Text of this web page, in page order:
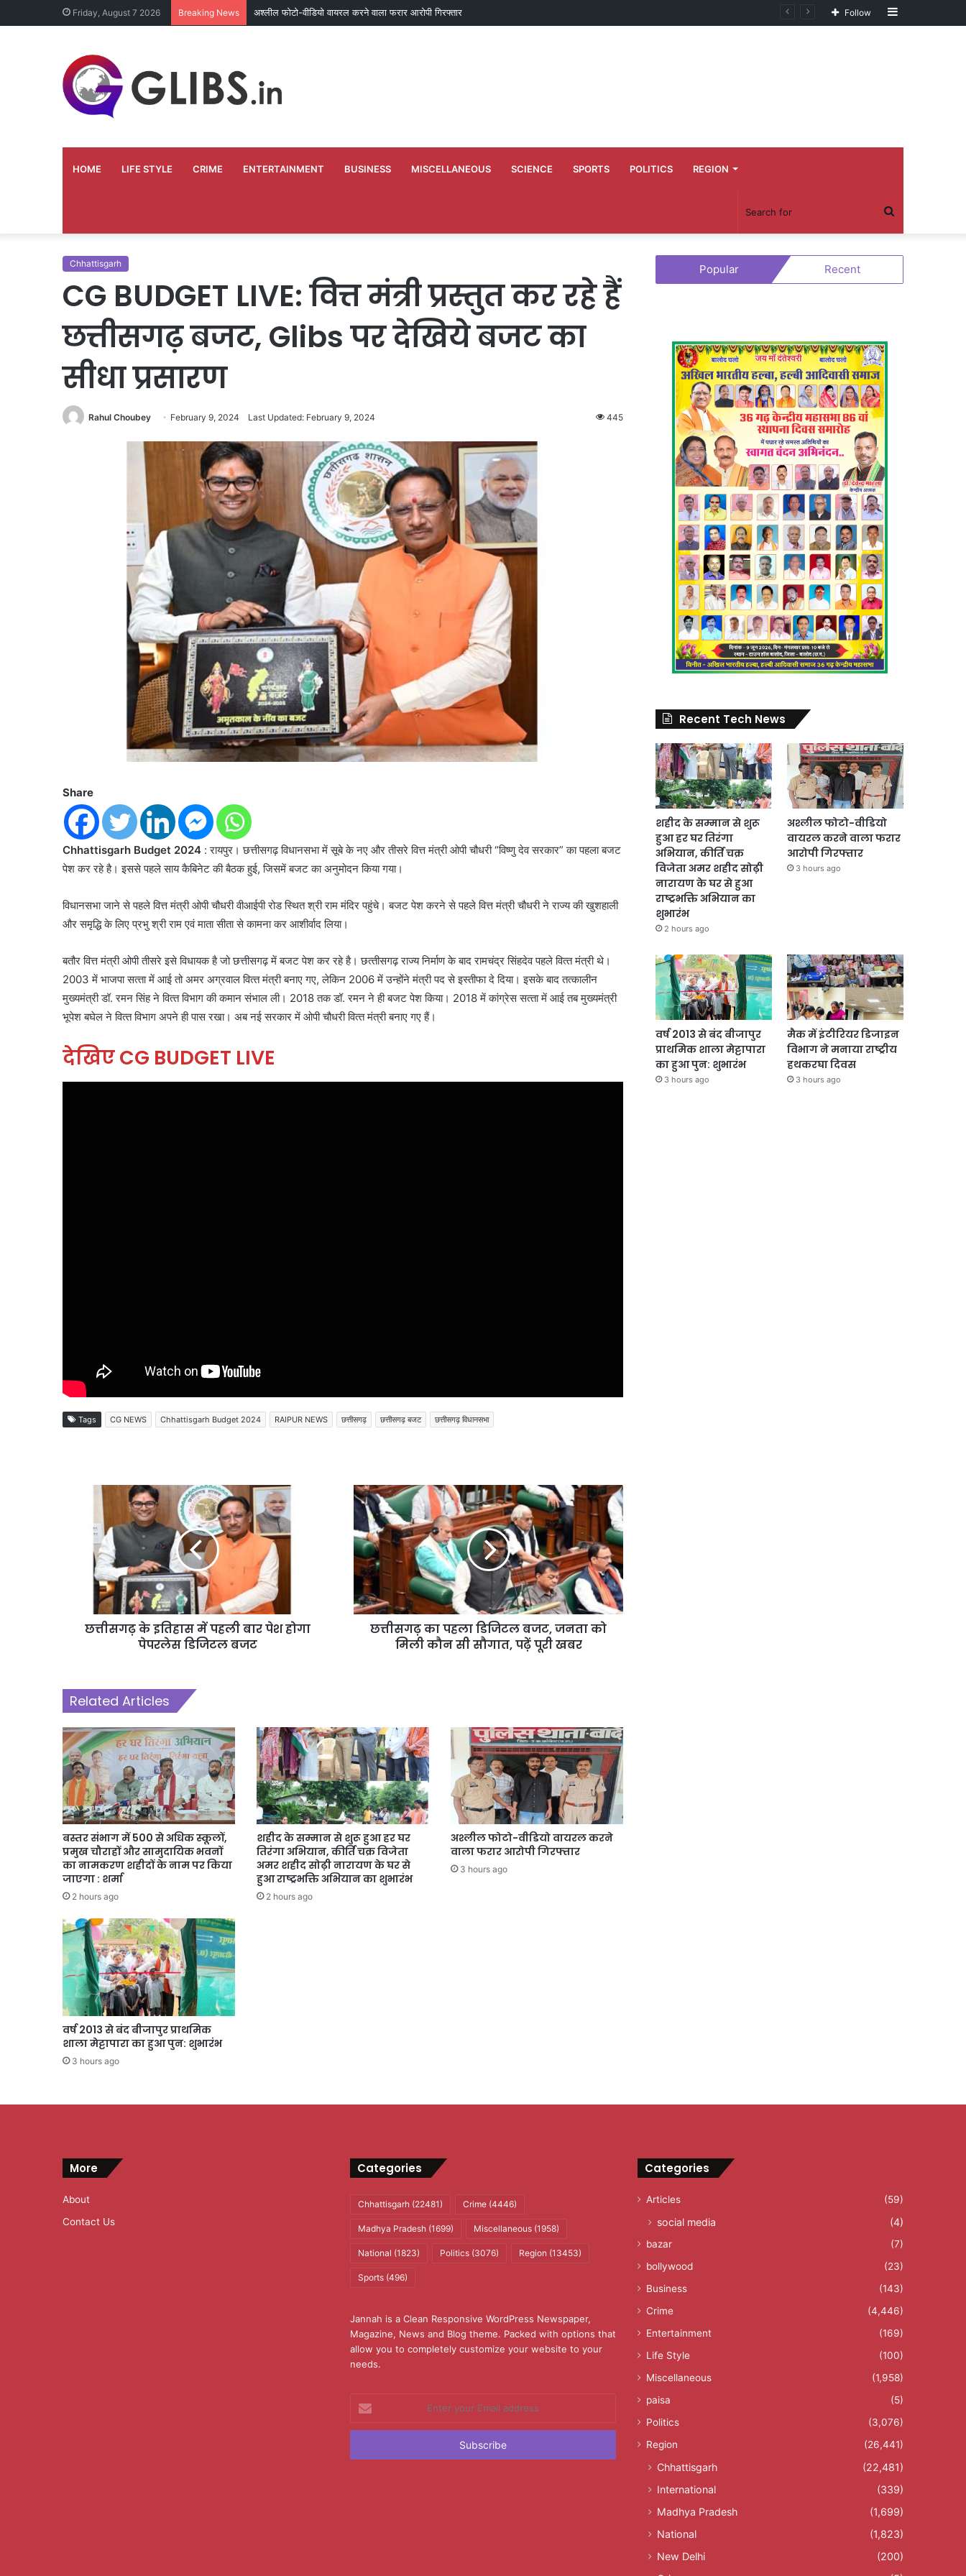
Friday, August 7 2026 Breaking News अश्लील फोटो-वीडियो वायरल करने वाला फरार आरोपी गिरफ्तार Sidebar
Follow
HOME LIFE STYLE CRIME ENTERTAINMENT BUSINESS MISCELLANEOUS SCIENCE SPORTS POLITICS REGION
Search
for
Chhattisgarh
CG BUDGET LIVE: वित्त मंत्री प्रस्तुत कर रहे हैं
छत्तीसगढ़ बजट, Glibs पर देखिये बजट का
सीधा प्रसारण
Rahul Choubey February 9, 2024 Last Updated: February 9, 2024 445
Share
Chhattisgarh Budget 2024 : रायपुर। छत्तीसगढ़ विधानसभा में सूबे के नए और तीसरे वित्त मंत्री ओपी चौधरी “विष्णु देव सरकार” का पहला बजट
पेश कर रहे है। इससे पहले साय कैबिनेट की बैठक हुई, जिसमें बजट का अनुमोदन किया गया।
विधानसभा जाने से पहले वित्त मंत्री ओपी चौधरी वीआईपी रोड स्थित श्री राम मंदिर पहुंचे। बजट पेश करने से पहले वित्त मंत्री चौधरी ने राज्य की खुशहाली
और समृद्धि के लिए प्रभु श्री राम एवं माता सीता से कामना कर आशीर्वाद लिया।
बतौर वित्त मंत्री ओपी तीसरे इसे विधायक है जो छत्तीसगढ़ में बजट पेश कर रहे है। छत्‍तीसगढ़ राज्‍य निर्माण के बाद रामचंद्र सिंहदेव पहले वित्‍त मंत्री थे।
2003 में भाजपा सत्‍ता में आई तो अमर अग्रवाल वित्‍त मंत्री बनाए गए, लेकिन 2006 में उन्‍होंने मंत्री पद से इस्‍तीफा दे दिया। इसके बाद तत्‍कालीन
मुख्‍यमंत्री डॉ. रमन सिंह ने वित्‍त विभाग की कमान संभाल ली। 2018 तक डॉ. रमन ने ही बजट पेश किया। 2018 में कांग्रेस सत्‍ता में आई तब मुख्‍यमंत्री
भूपेश बघेल ने वित्‍त विभाग अपने ही पास रखा। अब नई सरकार में ओपी चौधरी वित्‍त मंत्री बनाए गए हैं।
देखिए CG BUDGET LIVE
Tags CG NEWS Chhattisgarh Budget 2024 RAIPUR NEWS छत्तीसगढ़ छत्तीसगढ़ बजट छत्तीसगढ़ विधानसभा
छत्तीसगढ़ के इतिहास में पहली बार पेश होगा
पेपरलेस डिजिटल बजट
छत्तीसगढ़ का पहला डिजिटल बजट, जनता को
मिली कौन सी सौगात, पढ़ें पूरी खबर
Related Articles
बस्तर संभाग में 500 से अधिक स्कूलों,
प्रमुख चौराहों और सामुदायिक भवनों
का नामकरण शहीदों के नाम पर किया
जाएगा : शर्मा
2 hours ago
शहीद के सम्मान से शुरू हुआ हर घर
तिरंगा अभियान, कीर्ति चक्र विजेता
अमर शहीद सोढ़ी नारायण के घर से
हुआ राष्ट्रभक्ति अभियान का शुभारंभ
2 hours ago
अश्लील फोटो-वीडियो वायरल करने
वाला फरार आरोपी गिरफ्तार
3 hours ago
वर्ष 2013 से बंद बीजापुर प्राथमिक
शाला मेट्टापारा का हुआ पुन: शुभारंभ
3 hours ago
Popular Recent
Recent Tech News
शहीद के सम्मान से शुरू
हुआ हर घर तिरंगा
अभियान, कीर्ति चक्र
विजेता अमर शहीद सोढ़ी
नारायण के घर से हुआ
राष्ट्रभक्ति अभियान का
शुभारंभ
2 hours ago
अश्लील फोटो-वीडियो
वायरल करने वाला फरार
आरोपी गिरफ्तार
3 hours ago
वर्ष 2013 से बंद बीजापुर
प्राथमिक शाला मेट्टापारा
का हुआ पुन: शुभारंभ
3 hours ago
मैक में इंटीरियर डिजाइन
विभाग ने मनाया राष्ट्रीय
हथकरघा दिवस
3 hours ago
More
About
Contact Us
Categories
Chhattisgarh(22481) Crime(4446)
Madhya Pradesh(1699) Miscellaneous(1958)
National (1823) Politics(3076) Region (13453)
Sports(496)
Jannah is a Clean Responsive WordPress Newspaper,
Magazine, News and Blog theme. Packed with options that
allow you to completely customize your website to your
needs.
your
Email
Categories
Articles (59)
social media (4)
bazar
(7)
bollywood
(23)
Business
(143)
Crime
(4,446)
Entertainment
(169)
Life Style
(100)
Miscellaneous
(1,958)
paisa
(5)
Politics
(3,076)
Region
(26,441)
Chhattisgarh
(22,481)
International
(339)
Madhya Pradesh
(1,699)
National
(1,823)
New Delhi
(200)